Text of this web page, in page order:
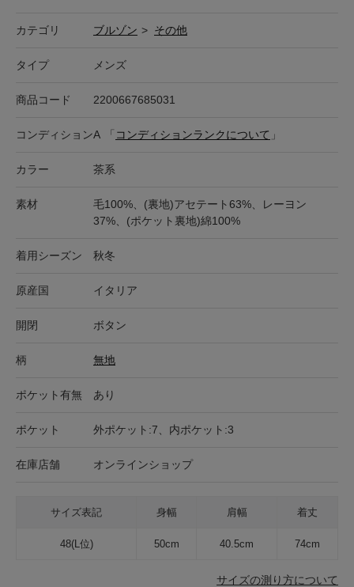
カテゴリ ブルゾン > その他
タイプ メンズ
商品コード 2200667685031
コンディションA 「 コンディションランクについて 」
カラー 茶系
素材
毛100%、(裏地)アセテート63%、レーヨン
37%、(ポケット裏地)綿100%
着用シーズン 秋冬
原産国 イタリア
開閉 ボタン
柄 無地
ポケット有無 あり
ポケット 外ポケット:7、内ポケット:3
在庫店舗 オンラインショップ
サイズ表記 身幅 肩幅 着丈
48(L位) 50cm 40.5cm 74cm
サイズの測り方について